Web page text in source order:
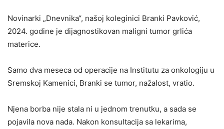
Novinarki „Dnevnika“, našoj koleginici Branki Pavković,
2024. godine je dijagnostikovan maligni tumor grlića
materice.
Samo dva meseca od operacije na Institutu za onkologiju u
Sremskoj Kamenici, Branki se tumor, nažalost, vratio.
Njena borba nije stala ni u jednom trenutku, a sada se
pojavila nova nada. Nakon konsultacija sa lekarima,